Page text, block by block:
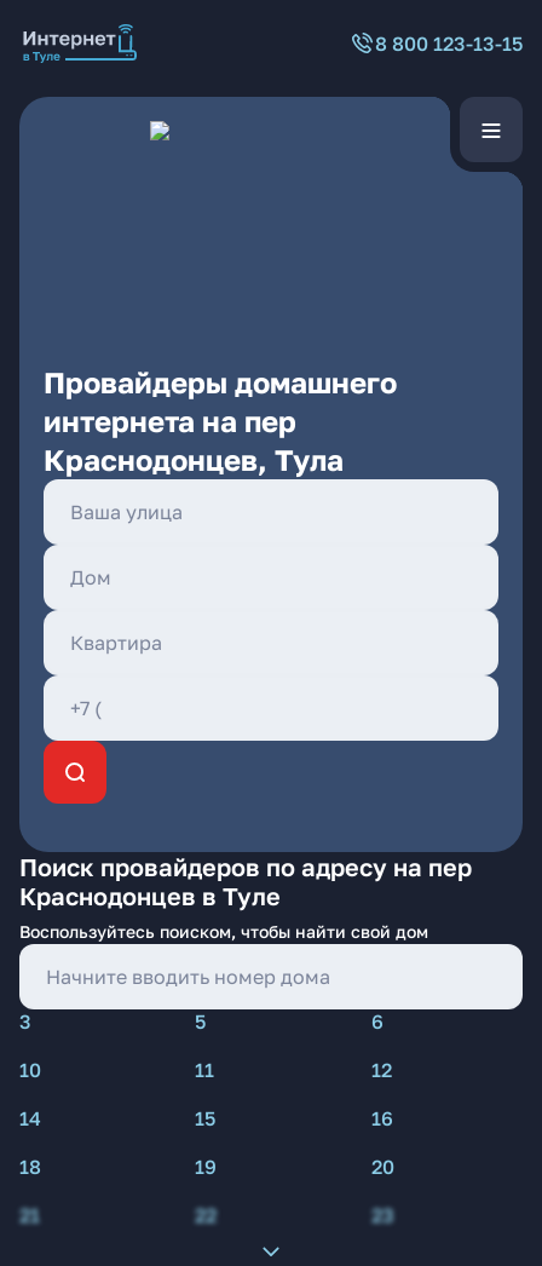
8 800 123-13-15
Провайдеры домашнего
интернета на пер
Краснодонцев, Тула
Поиск провайдеров по адресу на пер
Краснодонцев в Туле
Воспользуйтесь поиском, чтобы найти свой дом
3 5
6
10
11
12
14
15
16
18
19
20
21
22 23